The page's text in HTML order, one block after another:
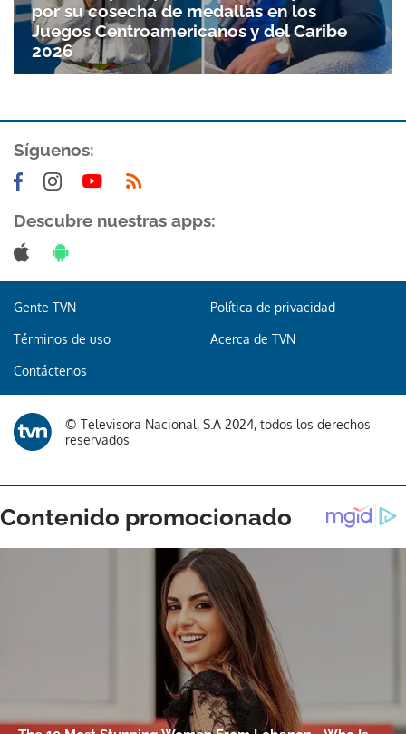
Gracias por suscribirte a nuestro boletín.
por su cosecha de medallas en los
Juegos Centroamericanos y del Caribe
2026
Síguenos:
Descubre nuestras apps:
Gente TVN Política de privacidad
Términos de uso Acerca de TVN
Contáctenos
© Televisora Nacional, S.A 2024, todos los derechos
reservados